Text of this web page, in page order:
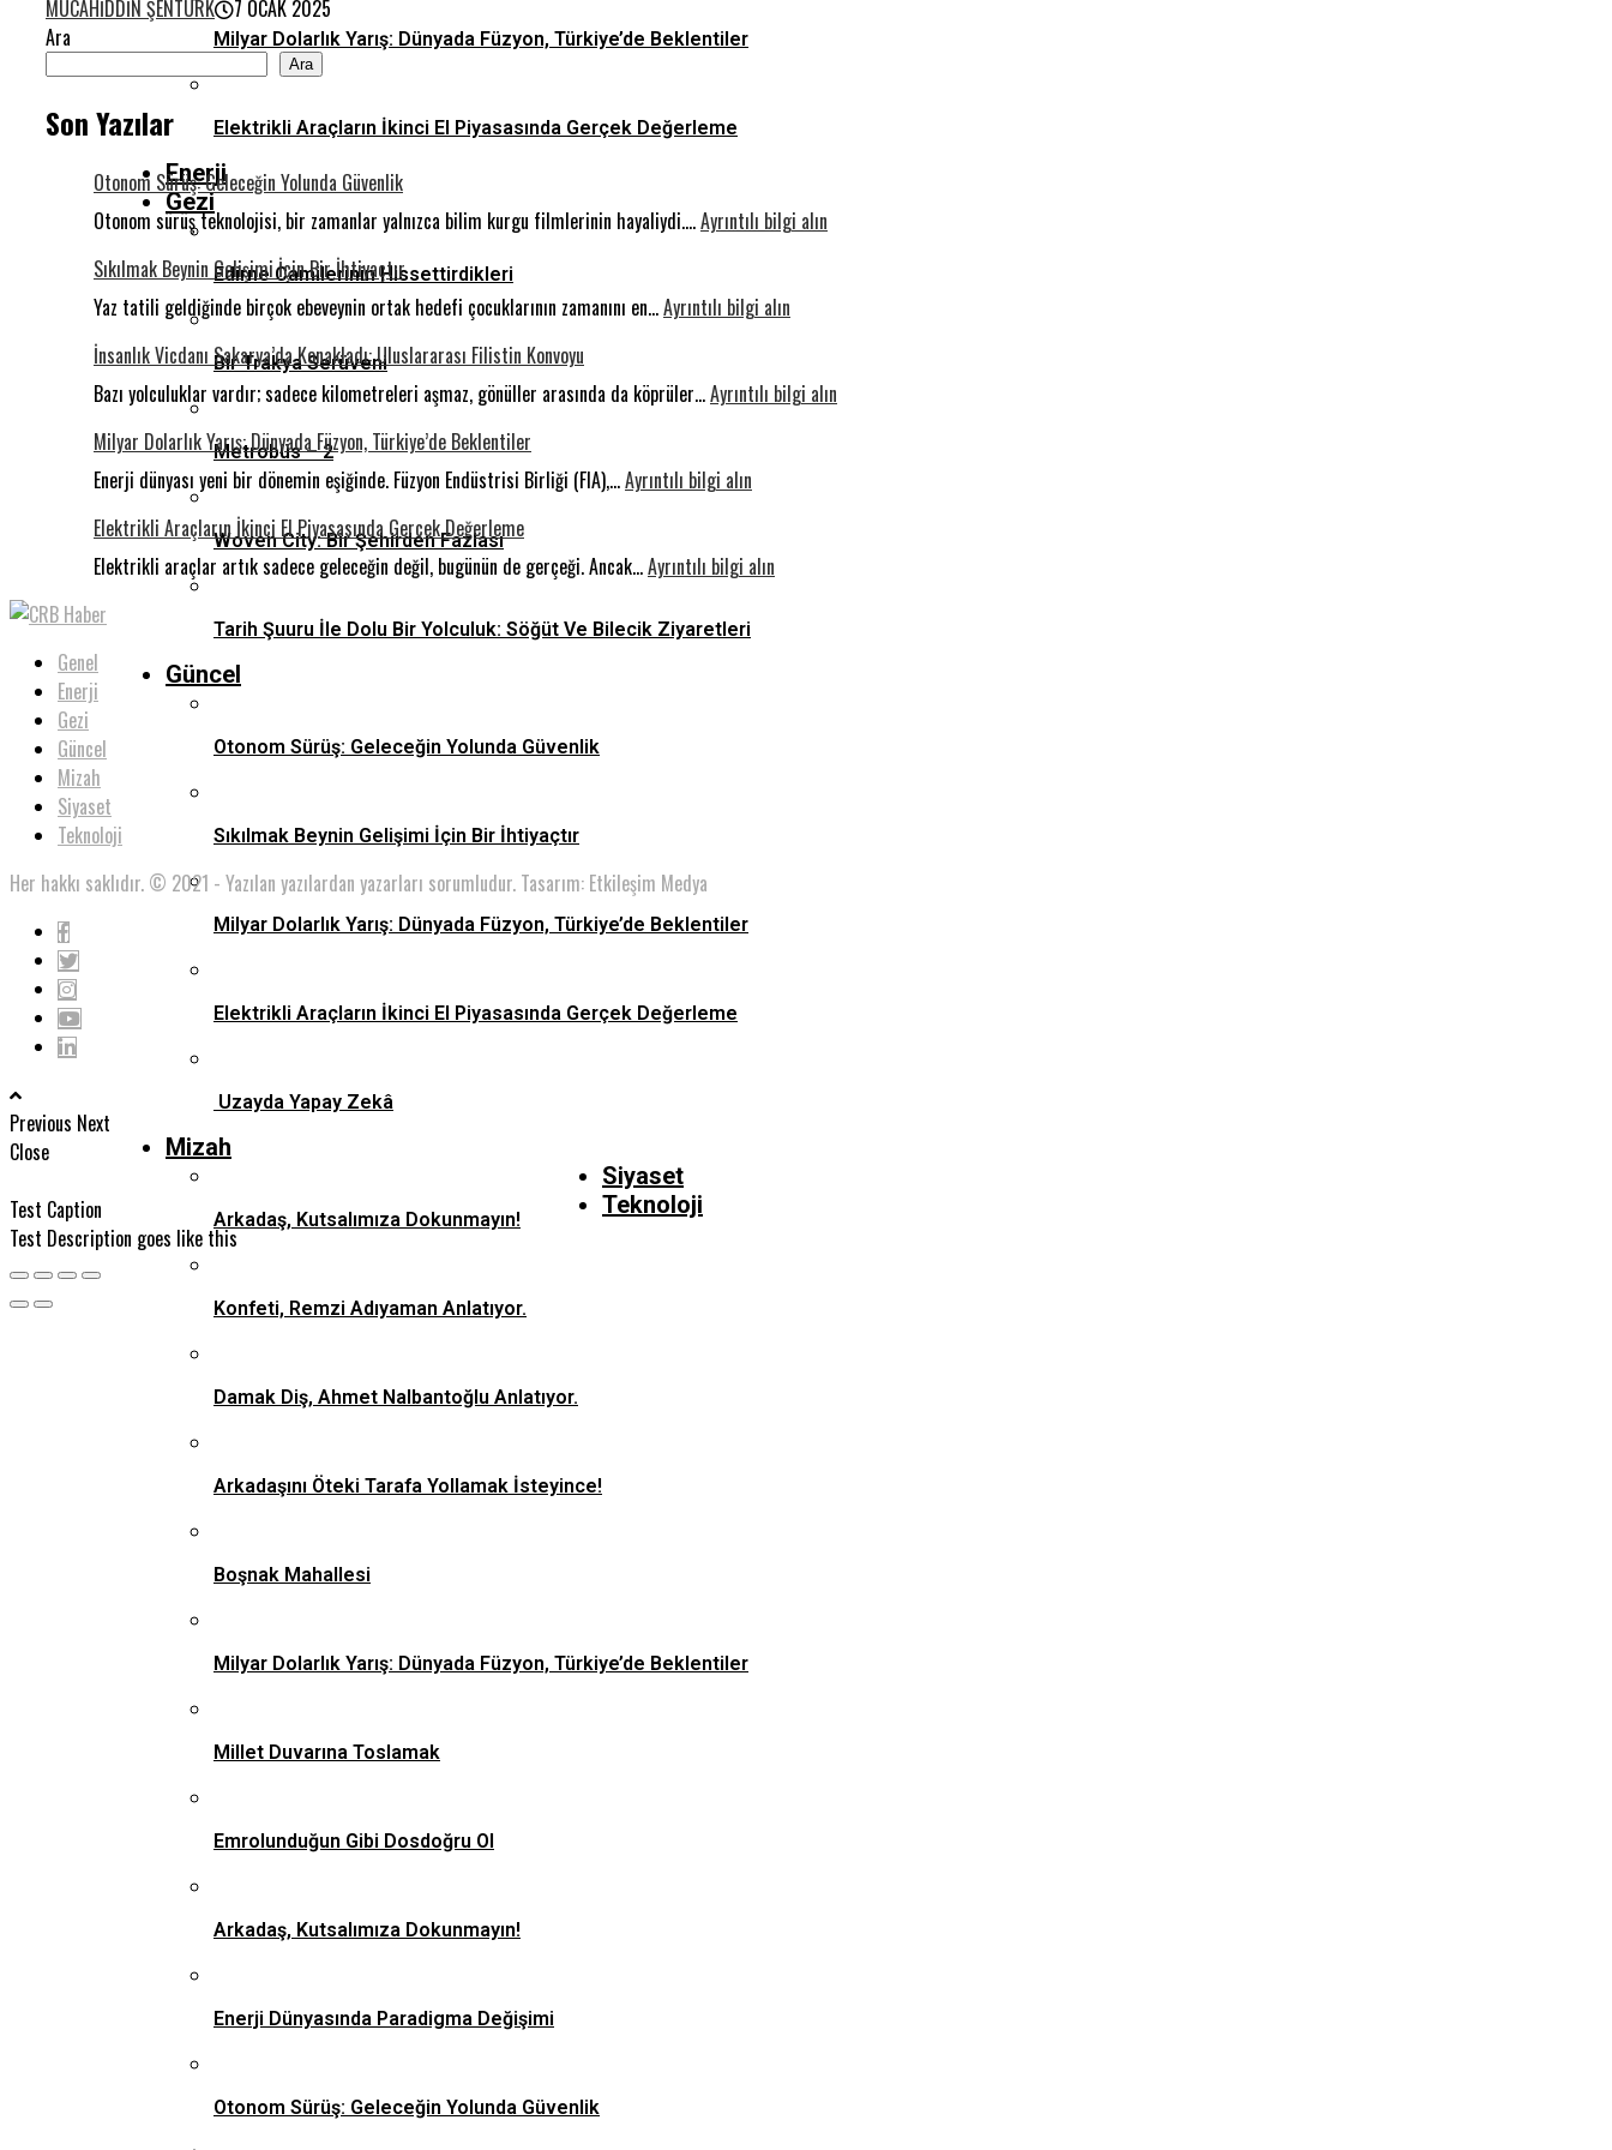
Milyar Dolarlık Yarış: Dünyada Füzyon, Türkiye’de Beklentiler
Elektrikli Araçların İkinci El Piyasasında Gerçek Değerleme
Enerji
Gezi
Edirne Camilerinin Hissettirdikleri
Bir Trakya Serüveni
Metrobüs – 2
Woven City: Bir Şehirden Fazlası
Tarih Şuuru İle Dolu Bir Yolculuk: Söğüt Ve Bilecik Ziyaretleri
Güncel
Otonom Sürüş: Geleceğin Yolunda Güvenlik
Sıkılmak Beynin Gelişimi İçin Bir İhtiyaçtır
Milyar Dolarlık Yarış: Dünyada Füzyon, Türkiye’de Beklentiler
Elektrikli Araçların İkinci El Piyasasında Gerçek Değerleme
Uzayda Yapay Zekâ
Mizah
Arkadaş, Kutsalımıza Dokunmayın!
Konfeti, Remzi Adıyaman Anlatıyor.
Damak Diş, Ahmet Nalbantoğlu Anlatıyor.
Arkadaşını Öteki Tarafa Yollamak İsteyince!
Boşnak Mahallesi
Siyaset
Milyar Dolarlık Yarış: Dünyada Füzyon, Türkiye’de Beklentiler
Millet Duvarına Toslamak
Emrolunduğun Gibi Dosdoğru Ol
Arkadaş, Kutsalımıza Dokunmayın!
Enerji Dünyasında Paradigma Değişimi
Teknoloji
Otonom Sürüş: Geleceğin Yolunda Güvenlik
MÜCAHIDDIN ŞENTÜRK
7 OCAK 2025
Ara
Ara
Son Yazılar
Otonom Sürüş: Geleceğin Yolunda Güvenlik
Otonom sürüş teknolojisi, bir zamanlar yalnızca bilim kurgu filmlerinin hayaliydi.…Ayrıntılı bilgi alın
Sıkılmak Beynin Gelişimi İçin Bir İhtiyaçtır
Yaz tatili geldiğinde birçok ebeveynin ortak hedefi çocuklarının zamanını en…Ayrıntılı bilgi alın
Gelişimi
İnsanlık Vicdanı Sakarya’da Konakladı: Uluslararası Filistin Konvoyu
Bazı yolculuklar vardır; sadece kilometreleri aşmaz, gönüller arasında da köprüler…Ayrıntılı bilgi alın
Milyar Dolarlık Yarış: Dünyada Füzyon, Türkiye’de Beklentiler
Enerji dünyası yeni bir dönemin eşiğinde. Füzyon Endüstrisi Birliği (FIA),…Ayrıntılı bilgi alın
Yarış:
Elektrikli Araçların İkinci El Piyasasında Gerçek Değerleme
Elektrikli araçlar artık sadece geleceğin değil, bugünün de gerçeği. Ancak…Ayrıntılı bilgi alın
Genel
Enerji
Gezi
Güncel
Mizah
Siyaset
Teknoloji
Her hakkı saklıdır. © 2021 - Yazılan yazılardan yazarları sorumludur. Tasarım: Etkileşim Medya
Previous Next
Close
Test Caption
Test Description goes like this